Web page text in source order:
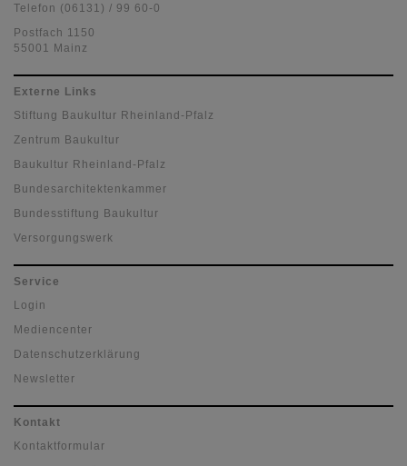
Telefon (06131) / 99 60-0
Postfach 1150
55001 Mainz
Externe Links
Stiftung Baukultur Rheinland-Pfalz
Zentrum Baukultur
Baukultur Rheinland-Pfalz
Bundesarchitektenkammer
Bundesstiftung Baukultur
Versorgungswerk
Service
Login
Mediencenter
Datenschutzerklärung
Newsletter
Kontakt
Kontaktformular